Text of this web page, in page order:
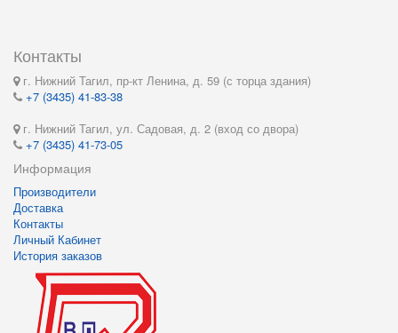
Контакты
г. Нижний Тагил, пр-кт Ленина, д. 59 (с торца здания)
+7 (3435) 41-83-38
г. Нижний Тагил, ул. Садовая, д. 2 (вход со двора)
+7 (3435) 41-73-05
Информация
Производители
Доставка
Контакты
Личный Кабинет
История заказов